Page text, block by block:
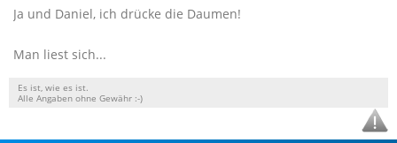
Ja und Daniel, ich drücke die Daumen!
Man liest sich...
Es ist, wie es ist.
Alle Angaben ohne Gewähr :-)